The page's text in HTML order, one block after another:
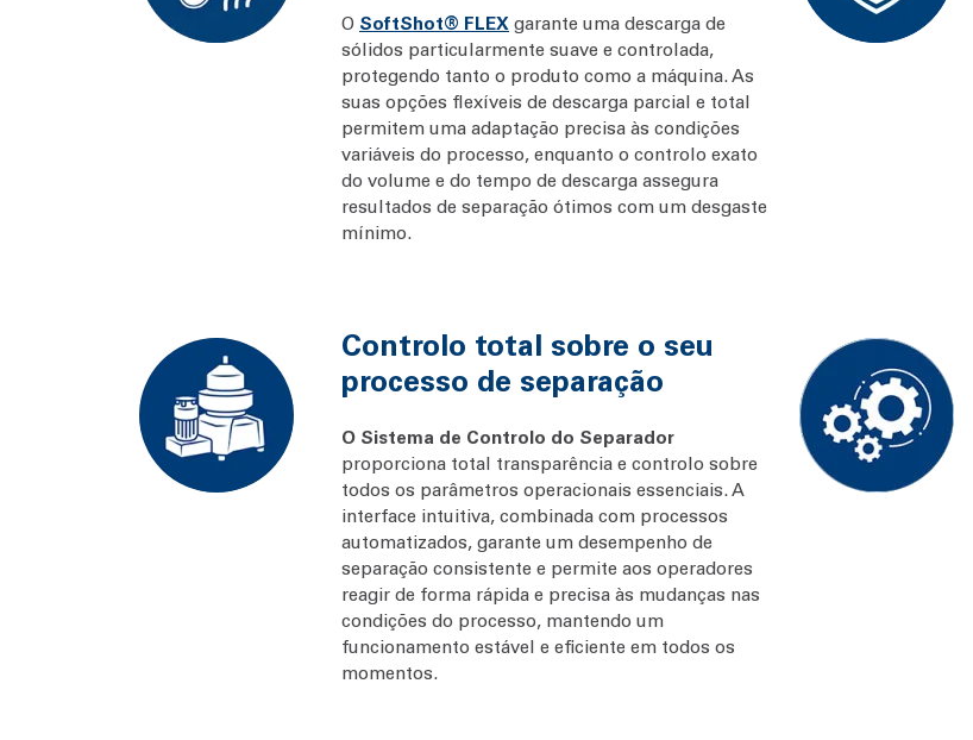
O SoftShot® FLEX garante uma descarga de
sólidos particularmente suave e controlada,
protegendo tanto o produto como a máquina. As
suas opções flexíveis de descarga parcial e total
permitem uma adaptação precisa às condições
variáveis do processo, enquanto o controlo exato
do volume e do tempo de descarga assegura
resultados de separação ótimos com um desgaste
mínimo.
Controlo total sobre o seu
processo de separação
O Sistema de Controlo do Separador
proporciona total transparência e controlo sobre
todos os parâmetros operacionais essenciais. A
interface intuitiva, combinada com processos
automatizados, garante um desempenho de
separação consistente e permite aos operadores
reagir de forma rápida e precisa às mudanças nas
condições do processo, mantendo um
funcionamento estável e eficiente em todos os
momentos.